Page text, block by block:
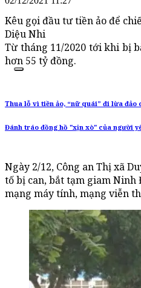
Kêu gọi đầu tư tiền ảo để
Diệu Nhi
Từ tháng 11/2020 tới khi bị
hơn 55 tỷ đồng.
Thua lỗ vì tiền ảo, “nữ quái” đi lừa đảo
Đánh tráo đồng hồ "xịn xò" của người
Ngày 2/12, Công an Thị xã
tố bị can, bắt tạm giam Ninh
mạng máy tính, mạng viễn